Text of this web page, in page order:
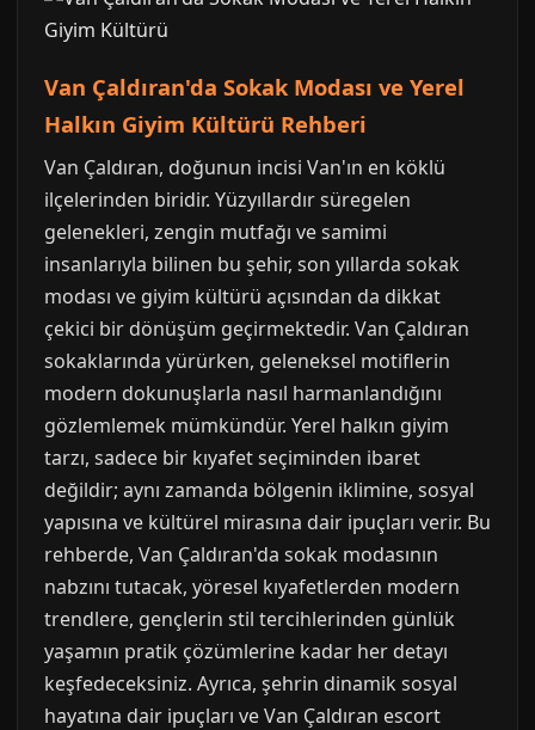
Van Çaldıran'da Sokak Modası ve Yerel
Halkın Giyim Kültürü Rehberi
Van Çaldıran, doğunun incisi Van'ın en köklü
ilçelerinden biridir. Yüzyıllardır süregelen
gelenekleri, zengin mutfağı ve samimi
insanlarıyla bilinen bu şehir, son yıllarda sokak
modası ve giyim kültürü açısından da dikkat
çekici bir dönüşüm geçirmektedir. Van Çaldıran
sokaklarında yürürken, geleneksel motiflerin
modern dokunuşlarla nasıl harmanlandığını
gözlemlemek mümkündür. Yerel halkın giyim
tarzı, sadece bir kıyafet seçiminden ibaret
değildir; aynı zamanda bölgenin iklimine, sosyal
yapısına ve kültürel mirasına dair ipuçları verir. Bu
rehberde, Van Çaldıran'da sokak modasının
nabzını tutacak, yöresel kıyafetlerden modern
trendlere, gençlerin stil tercihlerinden günlük
yaşamın pratik çözümlerine kadar her detayı
keşfedeceksiniz. Ayrıca, şehrin dinamik sosyal
hayatına dair ipuçları ve Van Çaldıran escort